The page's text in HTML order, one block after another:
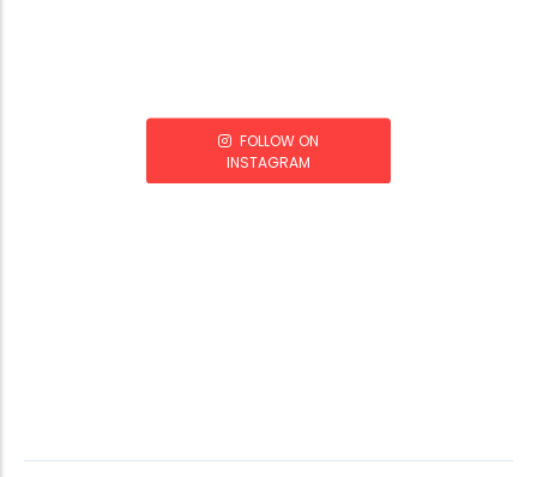
FOLLOW ON
INSTAGRAM